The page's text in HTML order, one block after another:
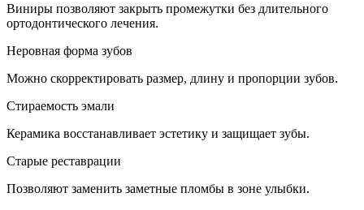
Виниры позволяют закрыть промежутки без длительного
ортодонтического лечения.
Неровная форма зубов
Можно скорректировать размер, длину и пропорции зубов.
Стираемость эмали
Керамика восстанавливает эстетику и защищает зубы.
Старые реставрации
Позволяют заменить заметные пломбы в зоне улыбки.